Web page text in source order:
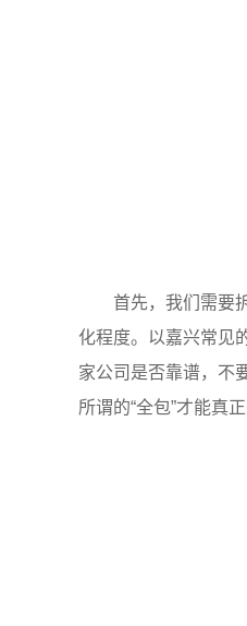
首先，我们需要
化程度。以嘉兴常见
家公司是否靠谱，不
所谓的“全包”才能真